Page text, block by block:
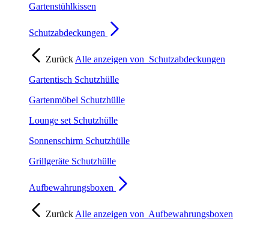
Gartenstühlkissen
Schutzabdeckungen
Zurück Alle anzeigen von Schutzabdeckungen
Gartentisch Schutzhülle
Gartenmöbel Schutzhülle
Lounge set Schutzhülle
Sonnenschirm Schutzhülle
Grillgeräte Schutzhülle
Aufbewahrungsboxen
Zurück Alle anzeigen von Aufbewahrungsboxen